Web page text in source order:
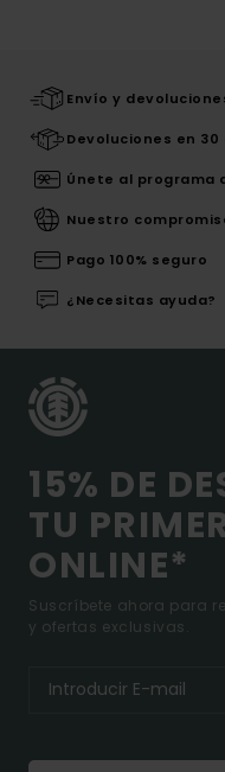
Envío y
Devoluciones en 30
Únete al programa
Nuestro
Pago 100% seguro
¿Necesitas ayuda?
15% DE
TU
ONLINE*
Suscríbete ahora para
y ofertas exclusivas.